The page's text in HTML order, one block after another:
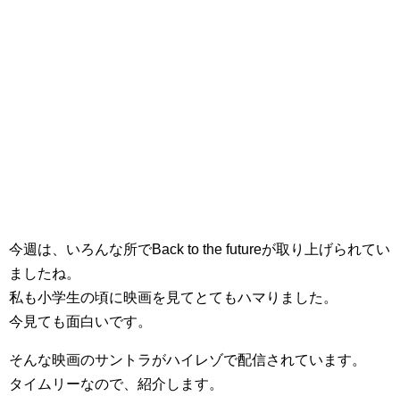
今週は、いろんな所でBack to the futureが取り上げられてい
ましたね。
私も小学生の頃に映画を見てとてもハマりました。
今見ても面白いです。
そんな映画のサントラがハイレゾで配信されています。
タイムリーなので、紹介します。